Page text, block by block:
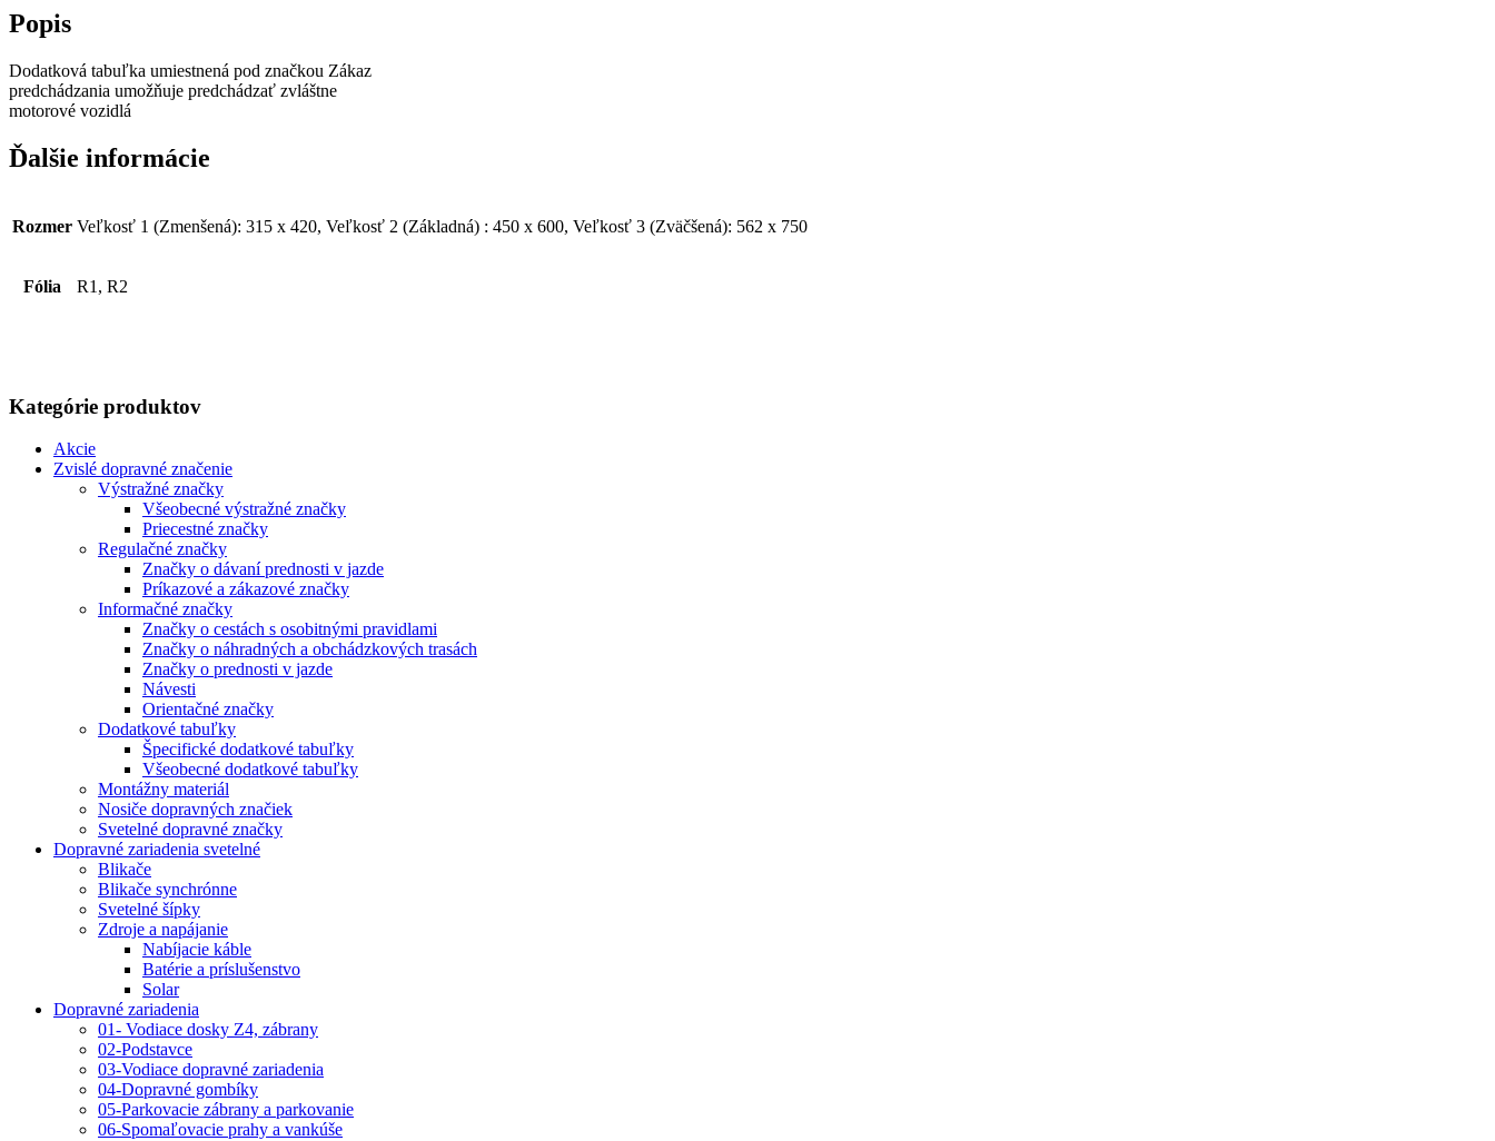
Popis
Dodatková tabuľka umiestnená pod značkou Zákaz
predchádzania umožňuje predchádzať zvláštne
motorové vozidlá
Ďalšie informácie
Rozmer Veľkosť 1 (Zmenšená): 315 x 420, Veľkosť 2 (Základná) : 450 x 600, Veľkosť 3 (Zväčšená): 562 x 750
Fólia R1, R2
Kategórie produktov
Akcie
Zvislé dopravné značenie
Výstražné značky
Všeobecné výstražné značky
Priecestné značky
Regulačné značky
Značky o dávaní prednosti v jazde
Príkazové a zákazové značky
Informačné značky
Značky o cestách s osobitnými pravidlami
Značky o náhradných a obchádzkových trasách
Značky o prednosti v jazde
Návesti
Orientačné značky
Dodatkové tabuľky
Špecifické dodatkové tabuľky
Všeobecné dodatkové tabuľky
Montážny materiál
Nosiče dopravných značiek
Svetelné dopravné značky
Dopravné zariadenia svetelné
Blikače
Blikače synchrónne
Svetelné šípky
Zdroje a napájanie
Nabíjacie káble
Batérie a príslušenstvo
Solar
Dopravné zariadenia
01- Vodiace dosky Z4, zábrany
02-Podstavce
03-Vodiace dopravné zariadenia
04-Dopravné gombíky
05-Parkovacie zábrany a parkovanie
06-Spomaľovacie prahy a vankúše